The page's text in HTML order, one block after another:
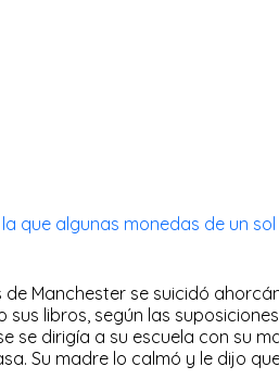
que algunas monedas de un
de Manchester se suicidó
libros, según las
se dirigía a su escuela con su
Su madre lo calmó y le dijo